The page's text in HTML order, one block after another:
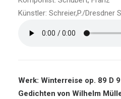
Künstler: Schreier,P./Dresdner
Werk: Winterreise op. 89 D
Gedichten von Wilhelm